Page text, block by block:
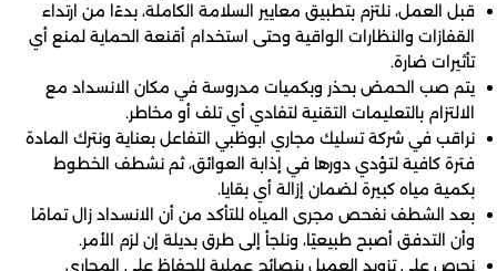
قبل العمل، نلتزم بتطبيق معايير السلامة الكاملة، بدءًا من ارتداء
القفازات والنظارات الواقية وحتى استخدام أقنعة الحماية لمنع أي
تأثيرات ضارة.
يتم صب الحمض بحذر وبكميات مدروسة في مكان الانسداد مع
الالتزام بالتعليمات التقنية لتفادي أي تلف أو مخاطر.
نراقب في شركة تسليك مجاري ابوظبي التفاعل بعناية ونترك المادة
فترة كافية لتؤدي دورها في إذابة العوائق، ثم نشطف الخطوط
بكمية مياه كبيرة لضمان إزالة أي بقايا.
بعد الشطف نفحص مجرى المياه للتأكد من أن الانسداد زال تمامًا
وأن التدفق أصبح طبيعيًا، ونلجأ إلى طرق بديلة إن لزم الأمر.
نحرص على تزويد العميل بنصائح عملية للحفاظ على المجاري